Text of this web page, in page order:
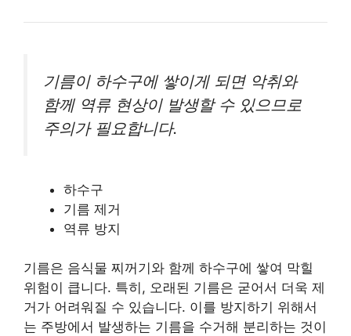
기름이 하수구에 쌓이게 되면 악취와
함께 역류 현상이 발생할 수 있으므로
주의가 필요합니다.
하수구
기름 제거
역류 방지
기름은 음식물 찌꺼기와 함께 하수구에 쌓여 막힐
위험이 큽니다. 특히, 오래된 기름은 굳어서 더욱 제
거가 어려워질 수 있습니다. 이를 방지하기 위해서
는 주방에서 발생하는 기름을 수거해 분리하는 것이